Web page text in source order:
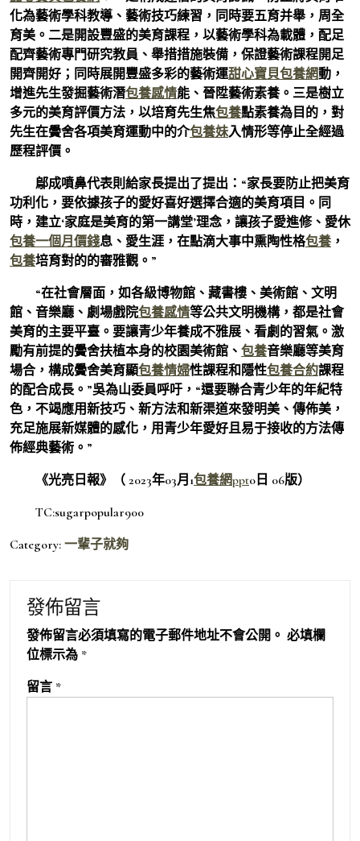
化為藝術學科教導、藝術技巧練習，同時要五育并舉，周全
育美。二是開設豐盛的美育課程，以藝術學科為載體，配足
配齊藝術專門研究教員、舉措措施裝備，保證藝術課程開足
開齊開好；同時展開豐盛多彩的藝術運甜心寶貝包養網動，
增進先生發掘藝術潛包養感情能、晉陞藝術素養。三是樹立
多元的美育評價方法，以培育先生焦包養點素養為目的，對
先生在黌舍各項美育運動中的介包養妹入情形等停止全經過
歷程評價。
鄔成噴鼻代表則給家長提出了提出：“家長要防止把美育
功利化，要依據孩子的愛好喜好選擇合適的美育項目。同
時，建立‘家庭是美育的第一講堂’理念，讓孩子愛進修、愛休
包養一個月價錢息、愛生涯，在點滴大事中熏陶性格包養 ，
包養培育對的的審雅觀。”
“在社會層面，如各級博物館、藏書樓、美術館、文明
館、音樂廳、劇場戲院包養感情等公共文明機構，都是社會
美育的主要平臺。要讓青少年養成不雅展、看劇的習氣。激
勵有前提的黌舍扶植本身的校園美術館、 包養音樂廳等美育
場合，構成黌舍美育顯包養情婦性課程和隱性包養合約課程
的配合成長。”吳為山委員呼吁，“還要聯合青少年的年紀特
色，不竭應用新技巧、新方法和新渠道來發明美、傳佈美，
充足施展新媒體的感化，用青少年愛好且易于接收的方法傳
佈經典藝術。”
《光亮日報》（ 2023年03月1包養網ppt0日 06版）
TC:sugarpopular900
Category: 一輩子就夠
發佈留言
發佈留言必須填寫的電子郵件地址不會公開。 必填欄
位標示為 *
留言 *